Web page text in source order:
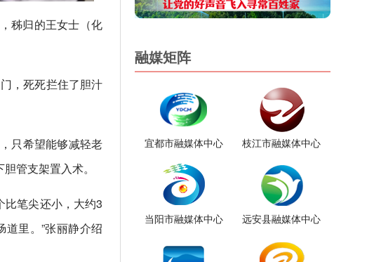
秭归的王女士（化
，死死拦住了胆汁
只希望能够减轻老
管支架置入术。
比笔尖还小，大约3
里。”张丽静介绍
融媒矩阵
宜都市融媒体中心 枝江市融媒体中心
当阳市融媒体中心 远安县融媒体中心